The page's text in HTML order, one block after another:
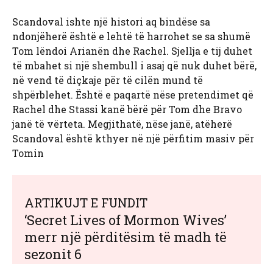
Scandoval ishte një histori aq bindëse sa
ndonjëherë është e lehtë të harrohet se sa shumë
Tom lëndoi Arianën dhe Rachel. Sjellja e tij duhet
të mbahet si një shembull i asaj që nuk duhet bërë,
në vend të diçkaje për të cilën mund të
shpërblehet. Është e paqartë nëse pretendimet që
Rachel dhe Stassi kanë bërë për Tom dhe Bravo
janë të vërteta. Megjithatë, nëse janë, atëherë
Scandoval është kthyer në një përfitim masiv për
Tomin
ARTIKUJT E FUNDIT
‘Secret Lives of Mormon Wives’
merr një përditësim të madh të
sezonit 6